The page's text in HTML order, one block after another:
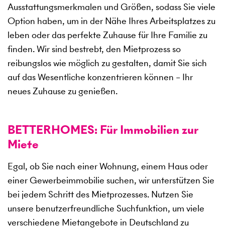
Ausstattungsmerkmalen und Größen, sodass Sie viele
Option haben, um in der Nähe Ihres Arbeitsplatzes zu
leben oder das perfekte Zuhause für Ihre Familie zu
finden. Wir sind bestrebt, den Mietprozess so
reibungslos wie möglich zu gestalten, damit Sie sich
auf das Wesentliche konzentrieren können – Ihr
neues Zuhause zu genießen.
BETTERHOMES: Für Immobilien zur
Miete
Egal, ob Sie nach einer Wohnung, einem Haus oder
einer Gewerbeimmobilie suchen, wir unterstützen Sie
bei jedem Schritt des Mietprozesses. Nutzen Sie
unsere benutzerfreundliche Suchfunktion, um viele
verschiedene Mietangebote in Deutschland zu